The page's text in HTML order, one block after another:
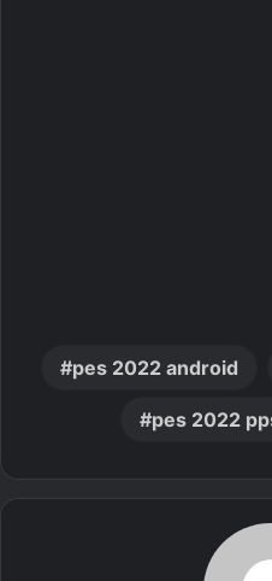
pes 2022 android
pes 2022